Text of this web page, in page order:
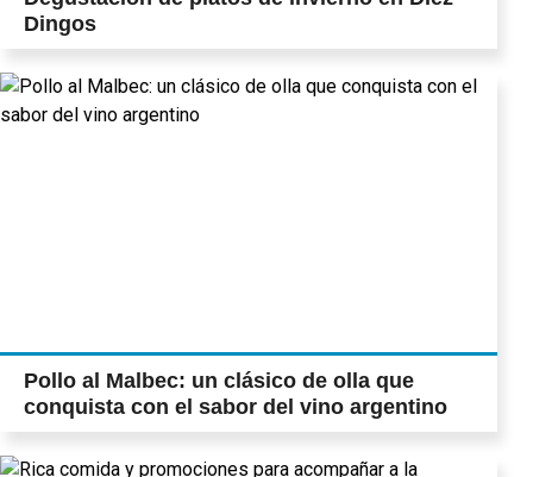
Dingos
Pollo al Malbec: un clásico de olla que
conquista con el sabor del vino argentino